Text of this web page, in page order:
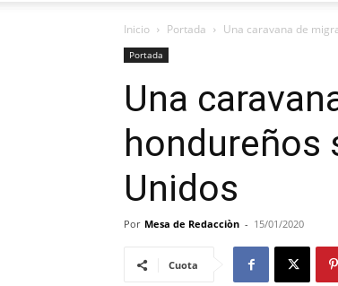
Inicio Portada Una caravana de
Portada
Una
hondureños
Unidos
Por Mesa de Redacciòn - 15/01/2020
Cuota